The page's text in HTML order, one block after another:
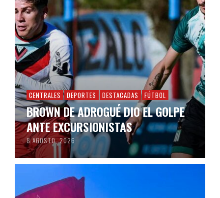
CENTRALES DEPORTES DESTACADAS FÚTBOL
BROWN DE ADROGUÉ DIO EL GOLPE
ANTE EXCURSIONISTAS
8 AGOSTO, 2026